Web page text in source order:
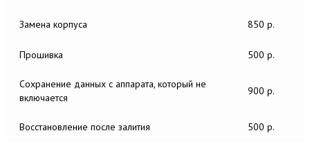
Замена корпуса 850 р.
Прошивка 500 р.
Сохранение данных с аппарата, который не
включается
900 р.
Восстановление после залития 500 р.